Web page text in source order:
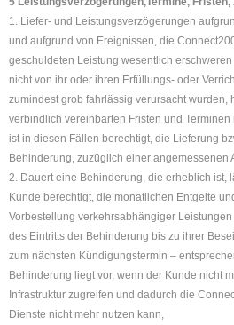
1. Liefer- und Leistungsverzögerungen
und aufgrund von Ereignissen, die
geschuldeten Leistung wesentlich
nicht von ihr oder ihren Erfüllungs- oder
zumindest grob fahrlässig verursacht wurden,
verbindlich vereinbarten Fristen und
ist in diesen Fällen berechtigt, die Lieferung
Behinderung, zuzüglich einer angemessenen
2. Dauert eine Behinderung, die erheblich ist,
Kunde berechtigt, die monatlichen Entgelte
Vorbestellung verkehrsabhängiger
des Eintritts der Behinderung bis zu ihrer
zum nächsten Kündigungstermin –
Behinderung liegt vor, wenn der Kunde nicht
Infrastruktur zugreifen und dadurch die
Dienste nicht mehr nutzen kann,